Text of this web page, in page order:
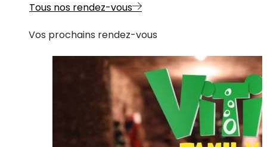
Tous nos rendez-vous
Vos prochains rendez-vous